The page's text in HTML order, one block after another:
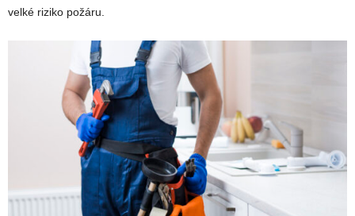
velké riziko požáru.